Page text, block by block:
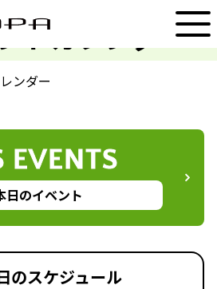
トカレンダー
EVENT
ンダー
EVENTS
日のイベント
のスケジュール